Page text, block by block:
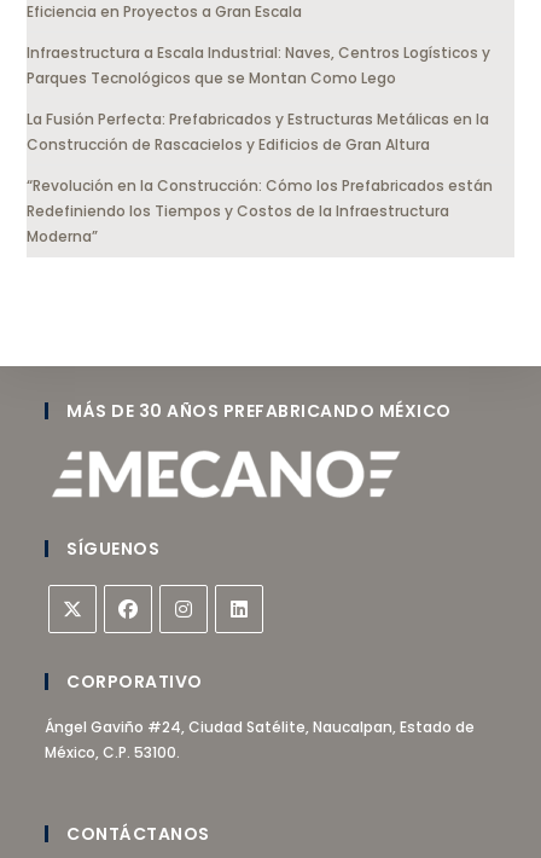
Eficiencia en Proyectos a Gran Escala
Infraestructura a Escala Industrial: Naves, Centros Logísticos y
Parques Tecnológicos que se Montan Como Lego
La Fusión Perfecta: Prefabricados y Estructuras Metálicas en la
Construcción de Rascacielos y Edificios de Gran Altura
“Revolución en la Construcción: Cómo los Prefabricados están
Redefiniendo los Tiempos y Costos de la Infraestructura
Moderna”
MÁS DE 30 AÑOS PREFABRICANDO MÉXICO
SÍGUENOS
CORPORATIVO
Ángel Gaviño #24, Ciudad Satélite, Naucalpan, Estado de
México, C.P. 53100.
CONTÁCTANOS